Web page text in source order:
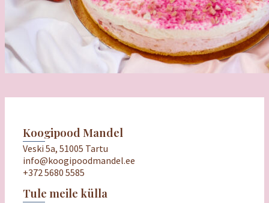
Koogipood Mandel
Veski 5a, 51005 Tartu
info@koogipoodmandel.ee
+372 5680 5585
Tule meile külla